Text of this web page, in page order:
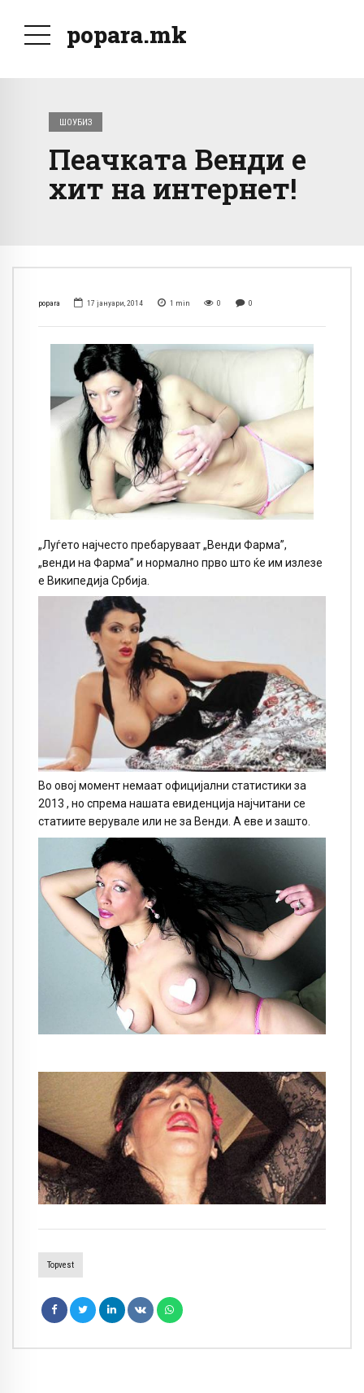
popara.mk
ШОУБИЗ
Пеачката Венди е
хит на интернет!
popara 17 јануари, 2014 1 min 0 0
„Луѓето најчесто пребаруваат „Венди Фарма”,
„венди на Фарма” и нормално прво што ќе им излезе
е Википедија Србија.
Во овој момент немаат официјални статистики за
2013 , но спрема нашата евиденција најчитани се
статиите верувале или не за Венди. А еве и зашто.
Topvest